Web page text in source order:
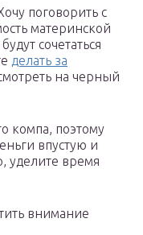
поговорить с
материнской
сочетаться
делать за
на черный
компа, поэтому
впустую и
уделите время
внимание